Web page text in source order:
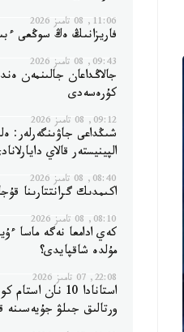
11:06, 08 تامىز 2026
فاريزانىڭ ەڭ سوڭعى
09:43, 08 تامىز 2026
جالاڭداعان جالىنمەن
كۇرەسەدى
09:12, 08 تامىز 2026
شىڭداعى جاۋىنگەرلەر:
الپينيستەر قالاي
08:40, 08 تامىز 2026
اكىمدىك گرانتتارىنا
08:10, 08 تامىز 2026
كەي ادامعا نەگە ماسا
مۇلدە شاقپايدى؟
22:08, 07 تامىز 2026
استانادا 10 نان
ورتالىق جىلۋ جۇيەسىنە